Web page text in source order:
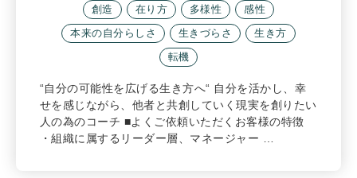
創造
在り方 多様性
感性
本来の自分らしさ
生きづらさ
生き方
転機
“自分の可能性を広げる生き方へ“ 自分を活かし、幸
せを感じながら、他者と共創していく現実を創りたい
人の為のコーチ ■よくご依頼いただくお客様の特徴
・組織に属するリーダー層、マネージャー …